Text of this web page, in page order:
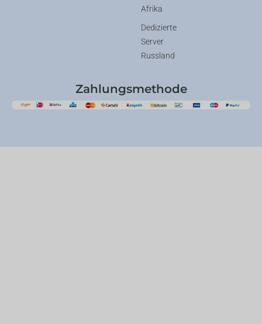
Afrika
Dedizierte
Server
Russland
Zahlungsmethode